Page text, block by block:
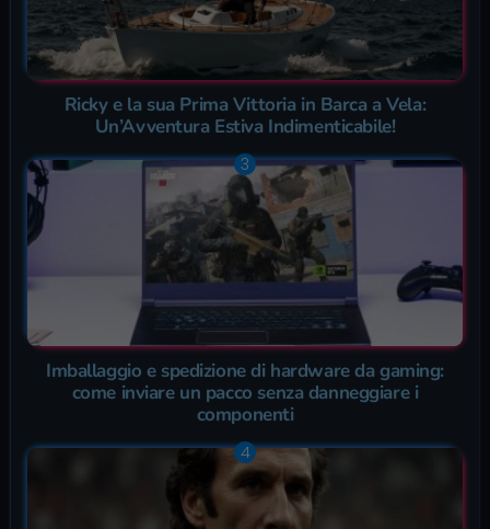
Ricky e la sua Prima Vittoria in Barca a Vela:
Un’Avventura Estiva Indimenticabile!
Imballaggio e spedizione di hardware da gaming:
come inviare un pacco senza danneggiare i
componenti